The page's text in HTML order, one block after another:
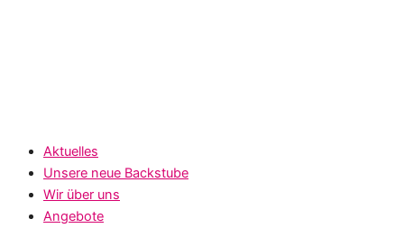
Aktuelles
Unsere neue Backstube
Wir über uns
Angebote